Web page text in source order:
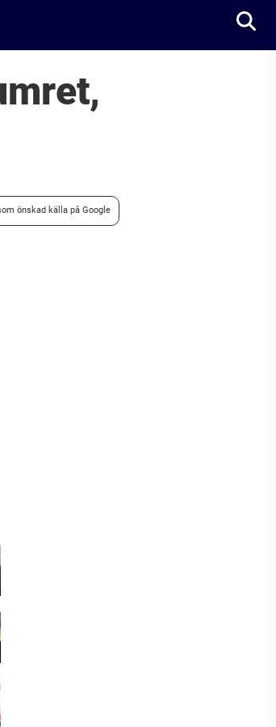
önskad källa på Google